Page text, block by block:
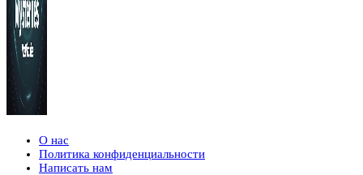
О нас
Политика конфиденциальности
Написать нам